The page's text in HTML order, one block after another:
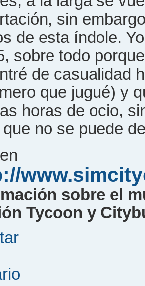
sin
de esta índole.
sobre todo
de casualidad
que jugué) y
horas de ocio,
no se puede
sobre el
Tycoon y